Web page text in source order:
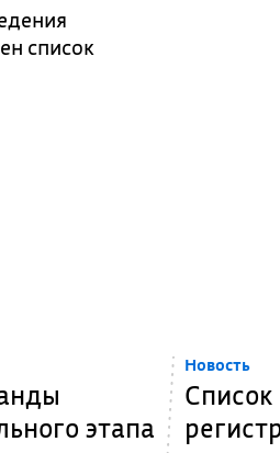
список
этапа
Новость